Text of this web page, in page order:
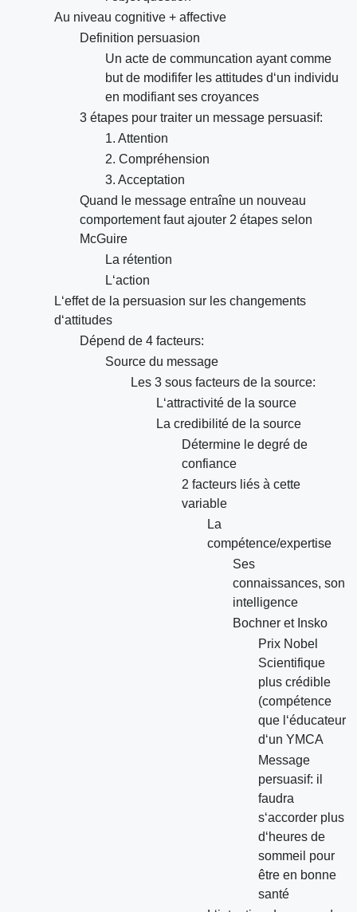
Au niveau cognitive + affective
Definition persuasion
Un acte de communcation ayant comme
but de modififer les attitudes d‘un individu
en modifiant ses croyances
3 étapes pour traiter un message persuasif:
1. Attention
2. Compréhension
3. Acceptation
Quand le message entraîne un nouveau
comportement faut ajouter 2 étapes selon
McGuire
La rétention
L‘action
L‘effet de la persuasion sur les changements
d‘attitudes
Dépend de 4 facteurs:
Source du message
Les 3 sous facteurs de la source:
L‘attractivité de la source
La credibilité de la source
Détermine le degré de
confiance
2 facteurs liés à cette
variable
La
compétence/expertise
Ses
connaissances, son
intelligence
Bochner et Insko
Prix Nobel
Scientifique
plus crédible
(compétence
que l‘éducateur
d‘un YMCA
Message
persuasif: il
faudra
s‘accorder plus
d‘heures de
sommeil pour
être en bonne
santé